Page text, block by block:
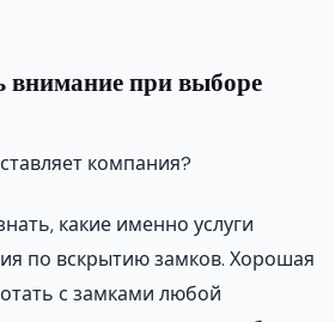
внимание при выборе
компания?
какие именно услуги
по вскрытию замков. Хорошая
с замками любой